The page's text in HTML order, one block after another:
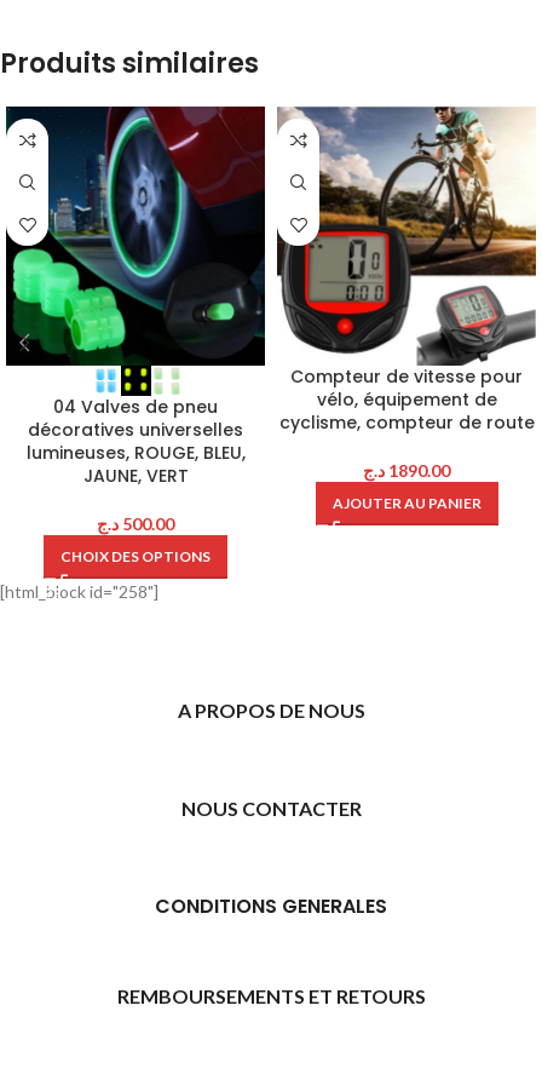
Produits similaires
04 Valves de pneu
décoratives universelles
lumineuses, ROUGE, BLEU,
JAUNE, VERT
500.00 د.ج
CHOIX DES OPTIONS
Compteur de vitesse pour
vélo, équipement de
cyclisme, compteur de route
1890.00 د.ج
AJOUTER AU PANIER
[html_block id="258"]
A PROPOS DE NOUS
NOUS CONTACTER
CONDITIONS GENERALES
REMBOURSEMENTS ET RETOURS